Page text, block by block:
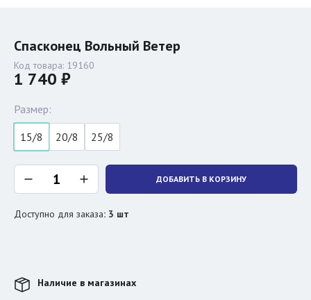
Спасконец Вольный Ветер
Код товара: 19160
1 740 ₽
Размер:
15/8
20/8 25/8
ДОБАВИТЬ В КОРЗИНУ
Доступно для заказа: 3 шт
Наличие в магазинах